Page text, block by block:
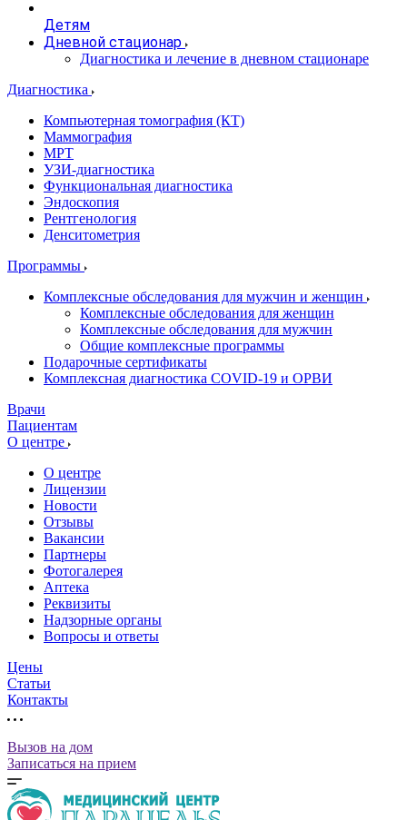
Детям
Дневной стационар
Диагностика и лечение в дневном стационаре
Диагностика
Компьютерная томография (КТ)
Маммография
МРТ
УЗИ-диагностика
Функциональная диагностика
Эндоскопия
Рентгенология
Денситометрия
Программы
Комплексные обследования для мужчин и женщин
Комплексные обследования для женщин
Комплексные обследования для мужчин
Общие комплексные программы
Подарочные сертификаты
Комплексная диагностика COVID-19 и ОРВИ
Врачи
Пациентам
О центре
О центре
Лицензии
Новости
Отзывы
Вакансии
Партнеры
Фотогалерея
Аптека
Реквизиты
Надзорные органы
Вопросы и ответы
Цены
Статьи
Контакты
Вызов на дом
Записаться на прием